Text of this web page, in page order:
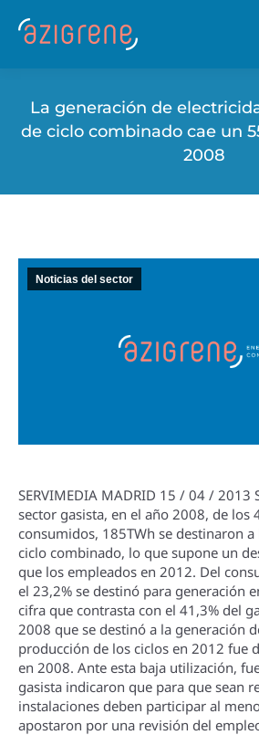
La generación de
de ciclo combinado cae un
2008
Noticias del sector
SERVIMEDIA MADRID 15 / 04 / 2013
sector gasista, en el año 2008, de los
consumidos, 185TWh se destinaron
ciclo combinado, lo que supone un
que los empleados en 2012. Del
el 23,2% se destinó para generación
cifra que contrasta con el 41,3% del
2008 que se destinó a la generación
producción de los ciclos en 2012 fue
en 2008. Ante esta baja utilización,
gasista indicaron que para que sean
instalaciones deben participar al
apostaron por una revisión del